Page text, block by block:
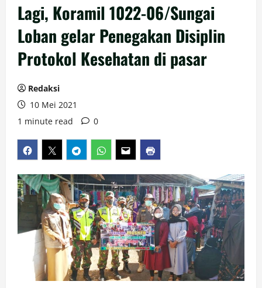
Lagi, Koramil 1022-06/Sungai
Loban gelar Penegakan Disiplin
Protokol Kesehatan di pasar
Redaksi
10 Mei 2021
1 minute read
0